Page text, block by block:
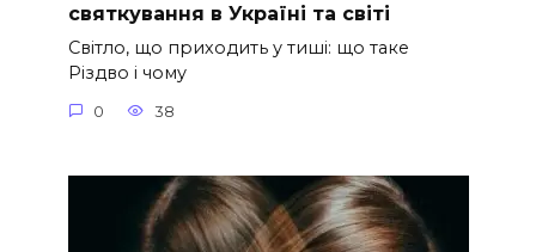
святкування в Україні та світі
Світло, що приходить у тиші: що таке
Різдво і чому
0 38